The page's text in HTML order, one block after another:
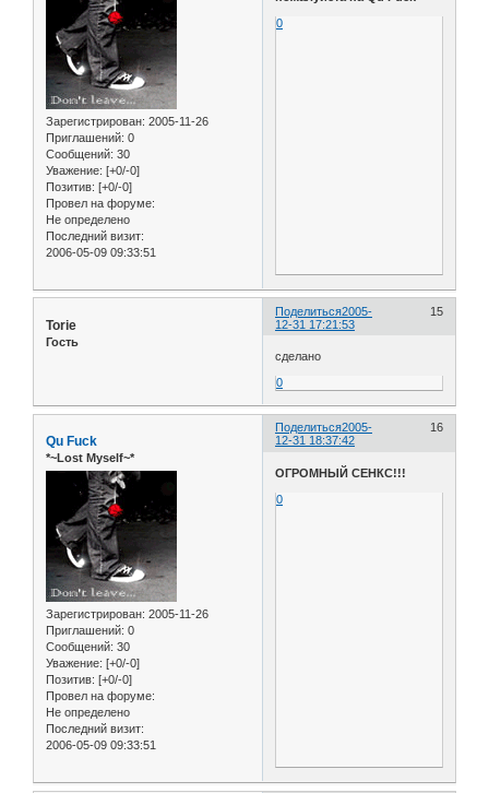
Зарегистрирован: 2005-11-26
Приглашений: 0
Сообщений: 30
Уважение: [+0/-0]
Позитив: [+0/-0]
Провел на форуме:
Не определено
Последний визит:
2006-05-09 09:33:51
0
Поделиться 15
2005-
12-31 17:21:53
Torie
Гость
сделано
0
Поделиться 16
2005-
12-31 18:37:42
Qu Fuck
*~Lost Myself~*
Зарегистрирован: 2005-11-26
Приглашений: 0
Сообщений: 30
Уважение: [+0/-0]
Позитив: [+0/-0]
Провел на форуме:
Не определено
Последний визит:
2006-05-09 09:33:51
ОГРОМНЫЙ СЕНКС!!!
0